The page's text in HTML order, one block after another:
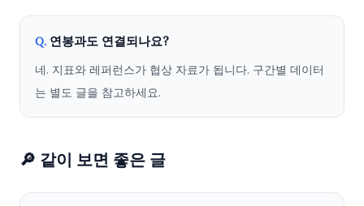
Q. 연봉과도 연결되나요?
네. 지표와 레퍼런스가 협상 자료가 됩니다. 구간별 데이터
는 별도 글을 참고하세요.
🔎 같이 보면 좋은 글